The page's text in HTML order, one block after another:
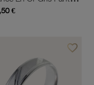
€
favorite_borderAjouter